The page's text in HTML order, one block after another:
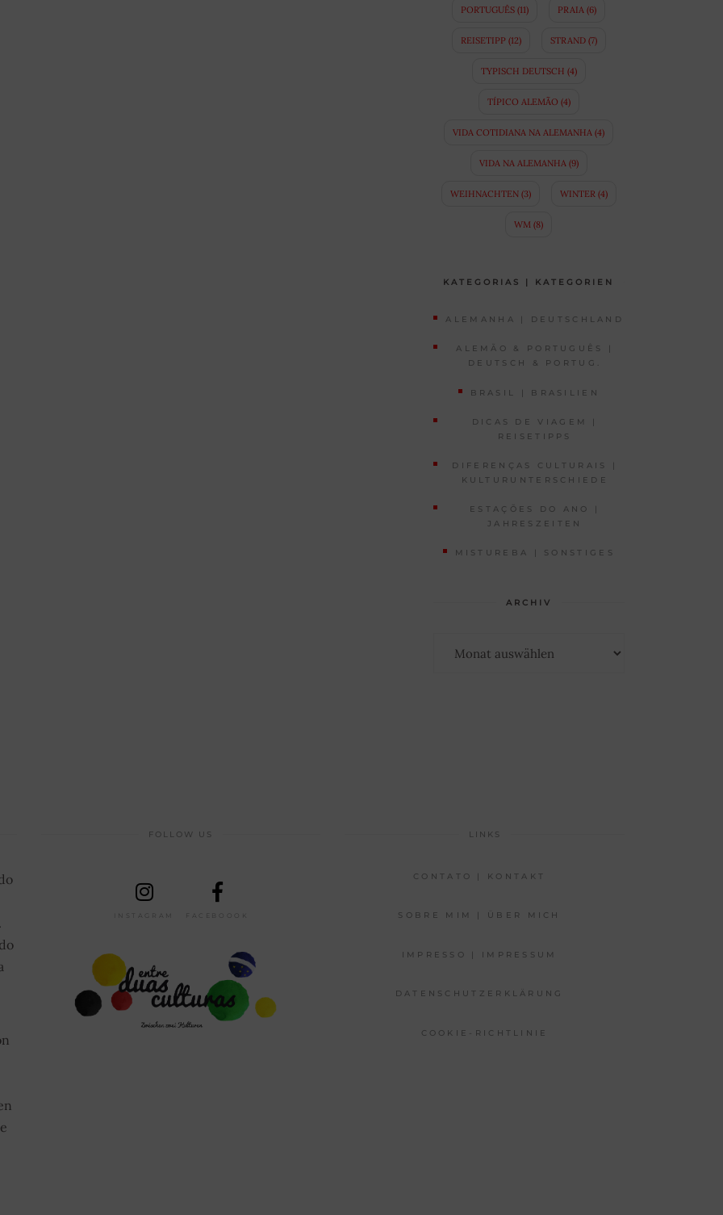
PORTUGUÊS (11) PRAIA (6)
REISETIPP(12) STRAND(7)
TYPISCH DEUTSCH (4)
TÍPICO ALEMÃO (4)
VIDA COTIDIANA NA ALEMANHA (4)
VIDA NA ALEMANHA (9)
WEIHNACHTEN(3) WINTER (4)
WM (8)
KATEGORIAS | KATEGORIEN
ALEMANHA | DEUTSCHLAND
ALEMÃO & PORTUGUÊS |
DEUTSCH & PORTUG.
BRASIL | BRASILIEN
DICAS DE VIAGEM |
REISETIPPS
DIFERENÇAS CULTURAIS |
KULTURUNTERSCHIEDE
ESTAÇÕES DO ANO |
JAHRESZEITEN
MISTUREBA | SONSTIGES
ARCHIV
FOLLOW US
INSTAGRAM FACEBOOOK
LINKS
CONTATO | KONTAKT
SOBRE MIM | ÜBER MICH
IMPRESSO | IMPRESSUM
DATENSCHUTZERKLÄRUNG
COOKIE-RICHTLINIE